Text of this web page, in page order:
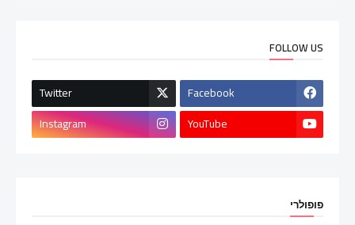
FOLLOW US
Facebook
Twitter
YouTube
Instagram
פופולרי